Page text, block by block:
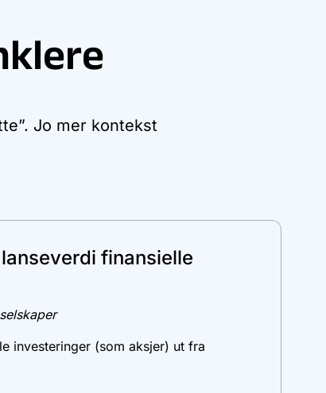
Jo mer kontekst
finansielle
investeringer (som aksjer) ut fra